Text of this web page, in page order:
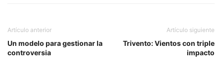
Artículo anterior
Un modelo para gestionar la
controversia
Artículo siguiente
Trivento: Vientos con triple
impacto